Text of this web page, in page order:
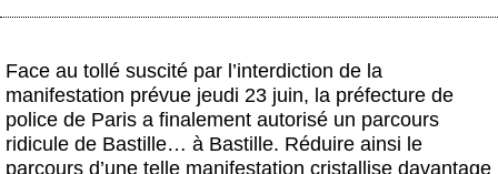
Face au tollé suscité par l’interdiction de la
manifestation prévue jeudi 23 juin, la préfecture de
police de Paris a finalement autorisé un parcours
ridicule de Bastille… à Bastille. Réduire ainsi le
parcours d’une telle manifestation cristallise davantage